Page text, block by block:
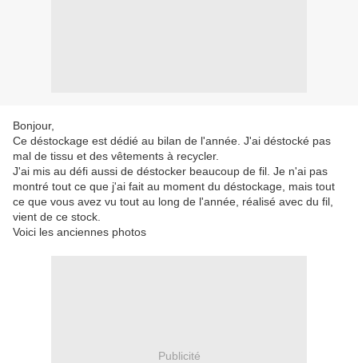
Bonjour,
Ce déstockage est dédié au bilan de l'année. J'ai déstocké pas
mal de tissu et des vêtements à recycler.
J'ai mis au défi aussi de déstocker beaucoup de fil. Je n'ai pas
montré tout ce que j'ai fait au moment du déstockage, mais tout
ce que vous avez vu tout au long de l'année, réalisé avec du fil,
vient de ce stock.
Voici les anciennes photos
Publicité